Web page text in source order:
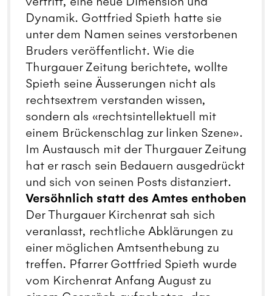
Dynamik. Gottfried Spieth hatte sie
unter dem Namen seines verstorbenen
Bruders veröffentlicht. Wie die
Thurgauer Zeitung berichtete, wollte
Spieth seine Äusserungen nicht als
rechtsextrem verstanden wissen,
sondern als «rechtsintellektuell mit
einem Brückenschlag zur linken Szene».
Im Austausch mit der Thurgauer Zeitung
hat er rasch sein Bedauern ausgedrückt
und sich von seinen Posts distanziert.
Versöhnlich statt des Amtes enthoben
Der Thurgauer Kirchenrat sah sich
veranlasst, rechtliche Abklärungen zu
einer möglichen Amtsenthebung zu
treffen. Pfarrer Gottfried Spieth wurde
vom Kirchenrat Anfang August zu